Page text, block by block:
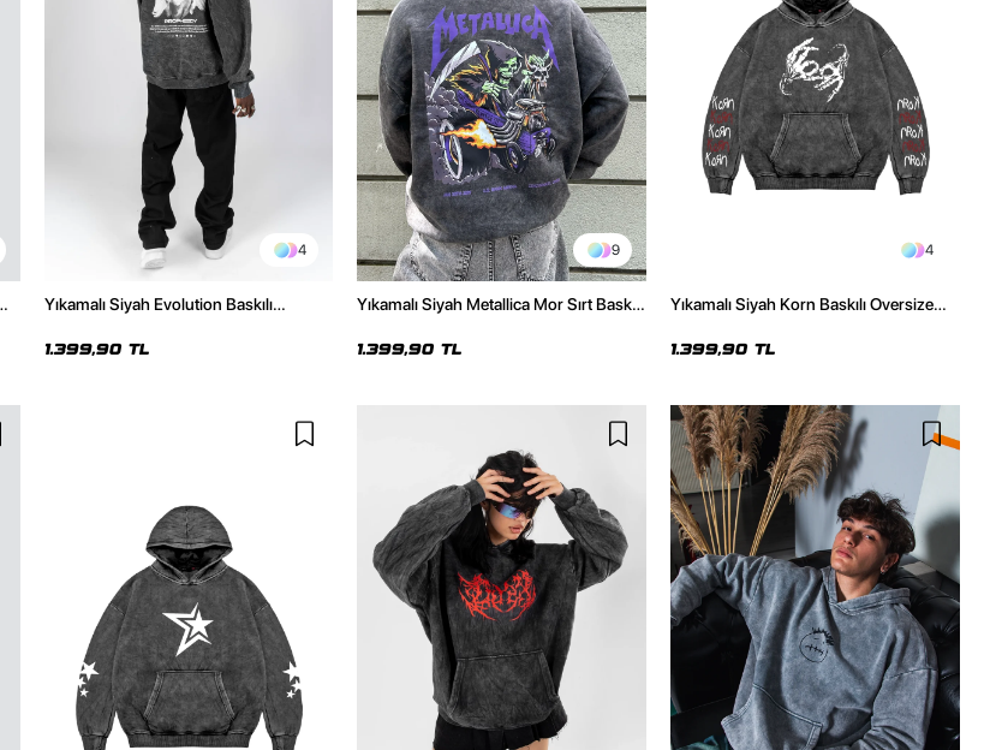
4
Yıkamalı Siyah Evolution Baskılı
1.399,90 TL
9
Yıkamalı Siyah Metallica Mor Sırt Baskılı
1.399,90 TL
4
Yıkamalı Siyah Korn Baskılı Oversize
1.399,90 TL